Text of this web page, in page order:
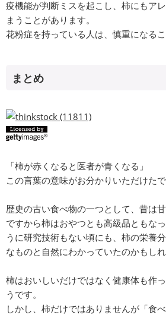
疫機能が判断ミスを起こし、柿にもア
まうことがあります。
花粉症を持っている人は、慎重になるこ
まとめ
「柿が赤くなると医者が青くなる」
この言葉の意味がお分かりいただけた
歴史の古い食べ物の一つとして、昔は
ですから柿はおやつとも高級品ともな
うに研究技術もない頃にも、柿の栄養
なものと自然にわかっていたのかもしれ
柿はおいしいだけではなく健康体も作
うです。
しかし、柿だけではありませんが「食